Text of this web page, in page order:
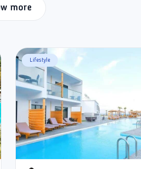
more
Lifestyle